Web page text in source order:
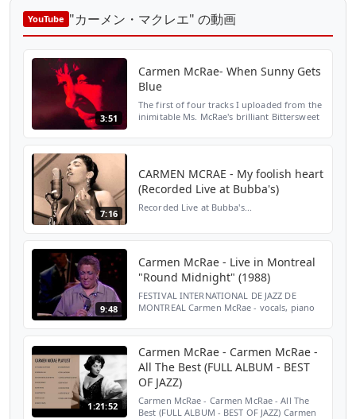
YouTube "カーメン・マクレエ" の動画
3:51
Carmen McRae- When Sunny Gets
Blue
The first of four tracks I uploaded from the
inimitable Ms. McRae's brilliant Bittersweet
7:16
CARMEN MCRAE - My foolish heart
(Recorded Live at Bubba's)
Recorded Live at Bubba's...
9:48
Carmen McRae - Live in Montreal
"Round Midnight" (1988)
FESTIVAL INTERNATIONAL DE JAZZ DE
MONTREAL Carmen McRae - vocals, piano
1:21:52
Carmen McRae - Carmen McRae -
All The Best (FULL ALBUM - BEST
OF JAZZ)
Carmen McRae - Carmen McRae - All The
Best (FULL ALBUM - BEST OF JAZZ) Carmen